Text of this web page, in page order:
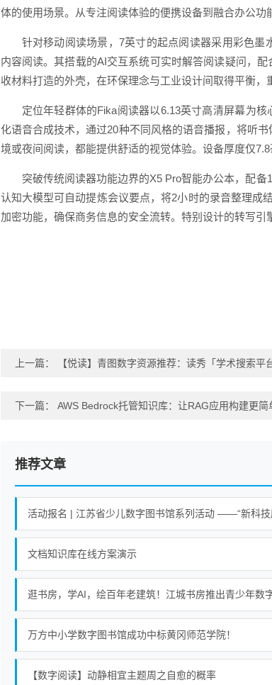
体的使用场景。从专注阅读体验的便携设备到融合办公功
针对移动阅读场景，7英寸的起点阅读器采用彩色
内容阅读。其搭载的AI交互系统可实时解答阅读疑问，
收材料打造的外壳，在环保理念与工业设计间取得平衡，
定位年轻群体的Fika阅读器以6.13英寸高清屏幕为
化语音合成技术，通过20种不同风格的语音播报，将听
境或夜间阅读，都能提供舒适的视觉体验。设备厚度仅7.8
突破传统阅读器功能边界的X5 Pro智能办公本，配
认知大模型可自动提炼会议要点，将2小时的录音整理成
加密功能，确保商务信息的安全流转。特别设计的转写引
上一篇： 【悦读】青图数字资源推荐：读秀「学术搜索
下一篇： AWS Bedrock托管知识库：让RAG应用构建更简
推荐文章
文档知识库在线方案演示
万方中小学数字图书馆成功中标黄冈师范学院！
【数字阅读】动静相宜主题周之自愈的概率